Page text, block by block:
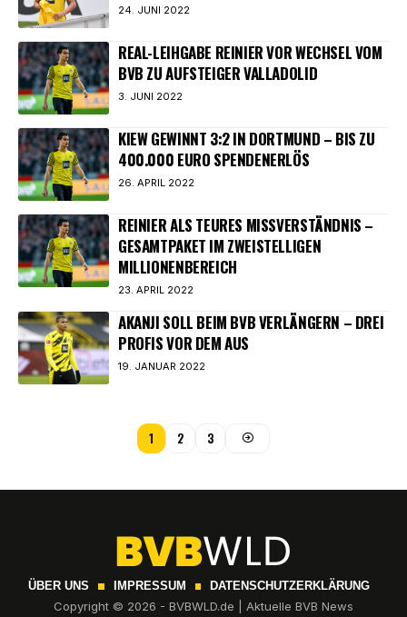
24. JUNI 2022
REAL-LEIHGABE REINIER VOR WECHSEL VOM
BVB ZU AUFSTEIGER VALLADOLID
3. JUNI 2022
KIEW GEWINNT 3:2 IN DORTMUND – BIS ZU
400.000 EURO SPENDENERLÖS
26. APRIL 2022
REINIER ALS TEURES MISSVERSTÄNDNIS –
GESAMTPAKET IM ZWEISTELLIGEN
MILLIONENBEREICH
23. APRIL 2022
AKANJI SOLL BEIM BVB VERLÄNGERN – DREI
PROFIS VOR DEM AUS
19. JANUAR 2022
1 2 3
ÜBER UNS IMPRESSUM DATENSCHUTZERKLÄRUNG
Copyright © 2026 - BVBWLD.de | Aktuelle BVB News